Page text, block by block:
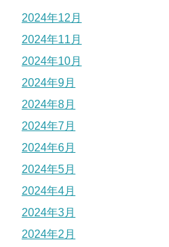
2024年12月
2024年11月
2024年10月
2024年9月
2024年8月
2024年7月
2024年6月
2024年5月
2024年4月
2024年3月
2024年2月